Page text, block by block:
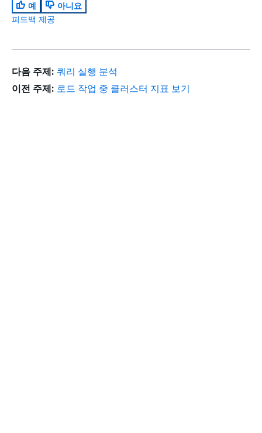
예
아니요
피드백 제공
다음 주제: 쿼리 실행 분석
이전 주제: 로드 작업 중 클러스터 지표 보기